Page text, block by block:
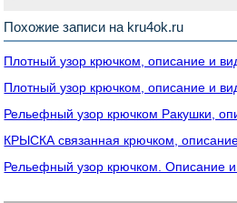
Похожие записи на kru4ok.ru
Плотный узор крючком, описание и
Плотный узор крючком, описание и
Рельефный узор крючком Ракушки,
КРЫСКА связанная крючком,
Рельефный узор крючком. Описание и